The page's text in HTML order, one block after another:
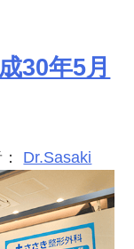
30年5月
Dr.Sasaki